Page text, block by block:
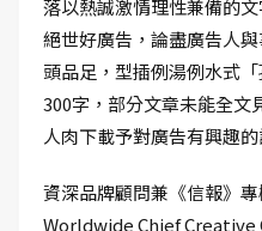
落以熱誠激情理性兼備的
絕世好廣告，論盡廣告人
頭品足，型插例湯例水式
300字，部分文章未能全文
人肉下載予對廣告有興趣的
資深品牌顧問兼《信報》
Worldwide Chief